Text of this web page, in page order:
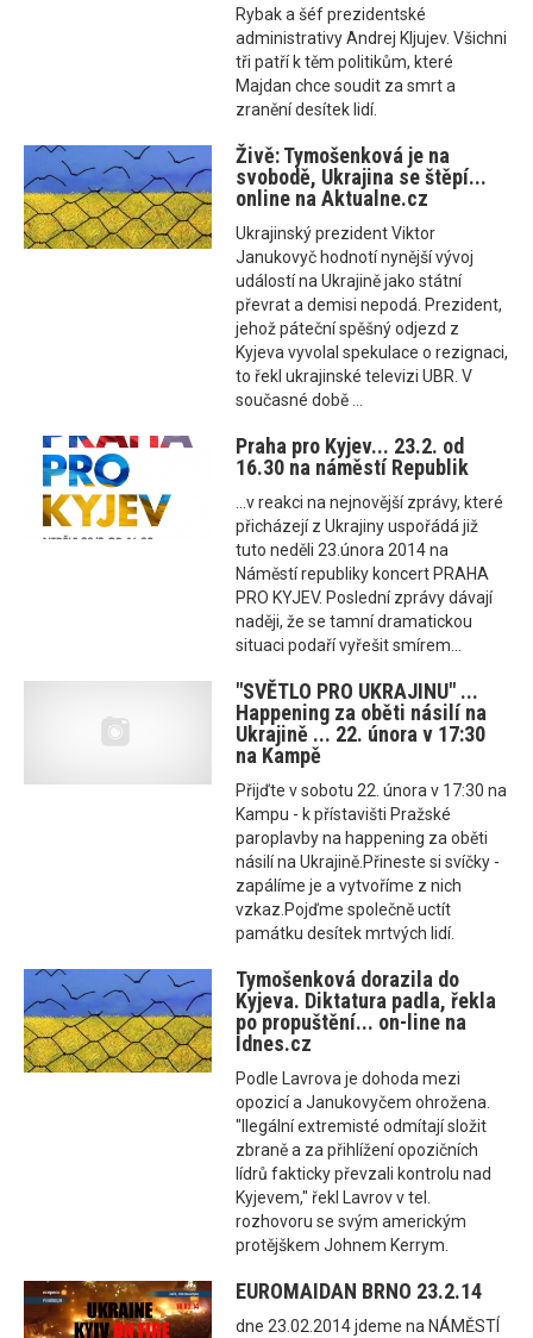
Rybak a šéf prezidentské
administrativy Andrej Kljujev. Všichni
tři patří k těm politikům, které
Majdan chce soudit za smrt a
zranění desítek lidí.
Živě: Tymošenková je na
svobodě, Ukrajina se štěpí...
online na Aktualne.cz
Ukrajinský prezident Viktor
Janukovyč hodnotí nynější vývoj
událostí na Ukrajině jako státní
převrat a demisi nepodá. Prezident,
jehož páteční spěšný odjezd z
Kyjeva vyvolal spekulace o rezignaci,
to řekl ukrajinské televizi UBR. V
současné době ...
Praha pro Kyjev... 23.2. od
16.30 na náměstí Republik
...v reakci na nejnovější zprávy, které
přicházejí z Ukrajiny uspořádá již
tuto neděli 23.února 2014 na
Náměstí republiky koncert PRAHA
PRO KYJEV. Poslední zprávy dávají
naději, že se tamní dramatickou
situaci podaří vyřešit smírem...
"SVĚTLO PRO UKRAJINU" ...
Happening za oběti násilí na
Ukrajině ... 22. února v 17:30
na Kampě
Přijďte v sobotu 22. února v 17:30 na
Kampu - k přístavišti Pražské
paroplavby na happening za oběti
násilí na Ukrajině.Přineste si svíčky -
zapálíme je a vytvoříme z nich
vzkaz.Pojďme společně uctít
památku desítek mrtvých lidí.
Tymošenková dorazila do
Kyjeva. Diktatura padla, řekla
po propuštění... on-line na
Idnes.cz
Podle Lavrova je dohoda mezi
opozicí a Janukovyčem ohrožena.
"Ilegální extremisté odmítají složit
zbraně a za přihlížení opozičních
lídrů fakticky převzali kontrolu nad
Kyjevem," řekl Lavrov v tel.
rozhovoru se svým americkým
protějškem Johnem Kerrym.
EUROMAIDAN BRNO 23.2.14
dne 23.02.2014 jdeme na NÁMĚSTÍ